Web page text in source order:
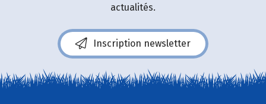
actualités.
Inscription newsletter